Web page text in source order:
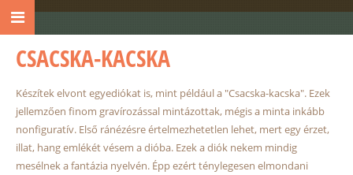
CSACSKA-KACSKA
Készítek elvont egyediókat is, mint például a "Csacska-kacska". Ezek
jellemzően finom gravírozással mintázottak, mégis a minta inkább
nonfiguratív. Első ránézésre értelmezhetetlen lehet, mert egy érzet,
illat, hang emlékét vésem a dióba. Ezek a diók nekem mindig
mesélnek a fantázia nyelvén. Épp ezért ténylegesen elmondani